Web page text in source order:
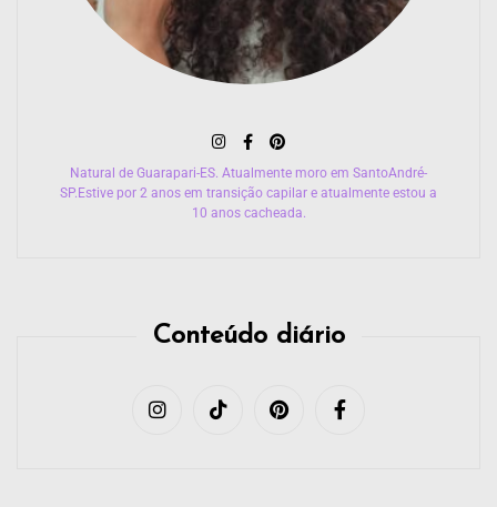
Natural de Guarapari-ES. Atualmente moro em SantoAndré-
SP.Estive por 2 anos em transição capilar e atualmente estou a
10 anos cacheada.
Conteúdo diário